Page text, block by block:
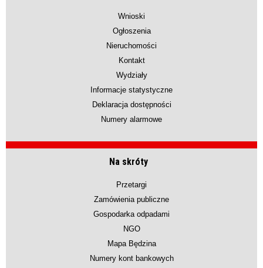
Wnioski
Ogłoszenia
Nieruchomości
Kontakt
Wydziały
Informacje statystyczne
Deklaracja dostępności
Numery alarmowe
Na skróty
Przetargi
Zamówienia publiczne
Gospodarka odpadami
NGO
Mapa Będzina
Numery kont bankowych